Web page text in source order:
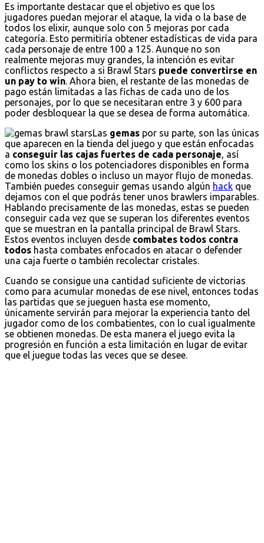
Es importante destacar que el objetivo es que los
jugadores puedan mejorar el ataque, la vida o la base de
todos los elixir, aunque solo con 5 mejoras por cada
categoría. Esto permitiría obtener estadísticas de vida para
cada personaje de entre 100 a 125. Aunque no son
realmente mejoras muy grandes, la intención es evitar
conflictos respecto a si Brawl Stars puede convertirse en
un pay to win . Ahora bien, el restante de las monedas de
pago están limitadas a las fichas de cada uno de los
personajes, por lo que se necesitaran entre 3 y 600 para
poder desbloquear la que se desea de forma automática.
Las gemas por su parte, son las únicas
que aparecen en la tienda del juego y que están enfocadas
a conseguir las cajas fuertes de cada personaje , así
como los skins o los potenciadores disponibles en forma
de monedas dobles o incluso un mayor flujo de monedas.
También puedes conseguir gemas usando algún hack que
dejamos con el que podrás tener unos brawlers imparables.
Hablando precisamente de las monedas, estas se pueden
conseguir cada vez que se superan los diferentes eventos
que se muestran en la pantalla principal de Brawl Stars.
Estos eventos incluyen desde combates todos contra
todos hasta combates enfocados en atacar o defender
una caja fuerte o también recolectar cristales.
Cuando se consigue una cantidad suficiente de victorias
como para acumular monedas de ese nivel, entonces todas
las partidas que se jueguen hasta ese momento,
únicamente servirán para mejorar la experiencia tanto del
jugador como de los combatientes, con lo cual igualmente
se obtienen monedas. De esta manera el juego evita la
progresión en función a esta limitación en lugar de evitar
que el juegue todas las veces que se desee.